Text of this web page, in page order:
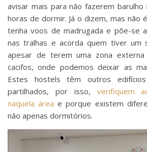
avisar mais para não fazerem
horas de dormir. Já o dizem, mas não
tenha voos de madrugada e põe-se
nas tralhas e acorda quem tiver um
apesar de terem uma zona
cacifos, onde podemos deixar as
Estes hostels têm outros
partilhados, por isso, verifiquem
naquela área e porque existem
não apenas dormitórios.